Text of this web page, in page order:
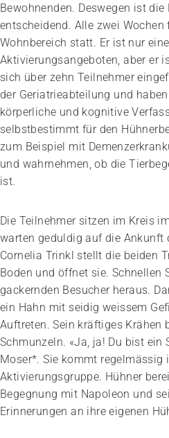
Bewohnenden. Deswegen ist
entscheidend. Alle zwei
Wohnbereich statt. Er ist nur
Aktivierungsangeboten, aber er
sich über zehn Teilnehmer
der Geriatrieabteilung und
körperliche und kognitive
selbstbestimmt für den
zum Beispiel mit
und wahrnehmen, ob die
ist.
Die Teilnehmer sitzen im Kreis
warten geduldig auf die Ankunft
Cornelia Trinkl stellt die beiden
Boden und öffnet sie. Schnellen
gackernden Besucher heraus.
ein Hahn mit seidig weissem
Auftreten. Sein kräftiges Krähen
Schmunzeln. «Ja, ja! Du bist ein
Moser*. Sie kommt regelmässig
Aktivierungsgruppe. Hühner
Begegnung mit Napoleon und
Erinnerungen an ihre eigenen